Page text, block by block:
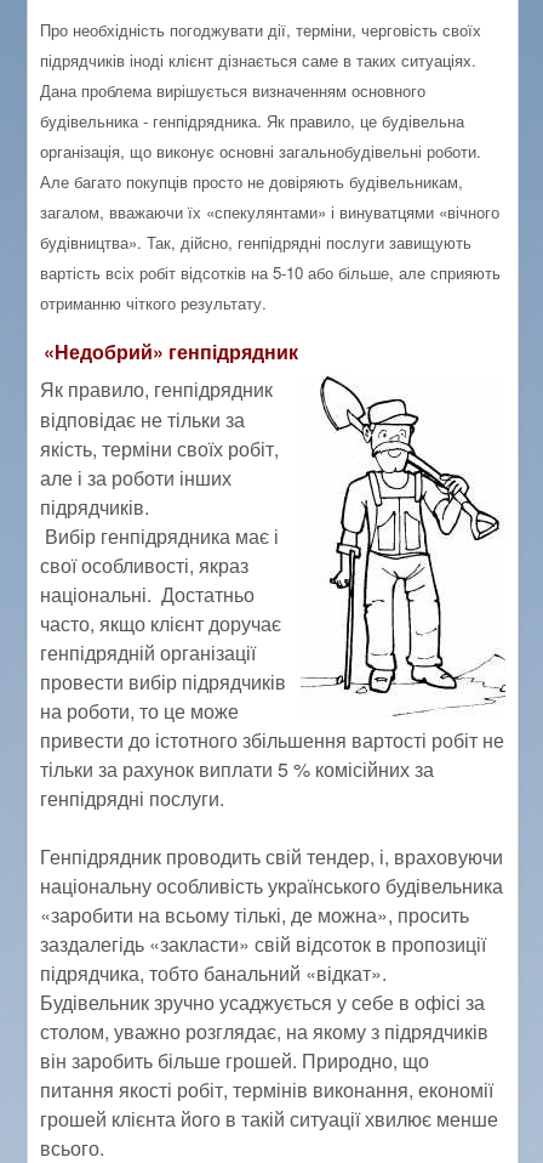
Про необхідність погоджувати дії, терміни, черговість своїх
підрядчиків іноді клієнт дізнається саме в таких ситуаціях.
Дана проблема вирішується визначенням основного
будівельника - генпідрядника. Як правило, це будівельна
організація, що виконує основні загальнобудівельні роботи.
Але багато покупців просто не довіряють будівельникам,
загалом, вважаючи їх «спекулянтами» і винуватцями «вічного
будівництва». Так, дійсно, генпідрядні послуги завищують
вартість всіх робіт відсотків на 5-10 або більше, але сприяють
отриманню чіткого результату.
«Недобрий» генпідрядник
Як правило, генпідрядник
відповідає не тільки за
якість, терміни своїх робіт,
але і за роботи інших
підрядчиків.
Вибір генпідрядника має і
свої особливості, якраз
національні. Достатньо
часто, якщо клієнт доручає
генпідрядній організації
провести вибір підрядчиків
на роботи, то це може
привести до істотного збільшення вартості робіт не
тільки за рахунок виплати 5 % комісійних за
генпідрядні послуги.
Генпідрядник проводить свій тендер, і, враховуючи
національну особливість українського будівельника
«заробити на всьому тількі, де можна», просить
заздалегідь «закласти» свій відсоток в пропозиції
підрядчика, тобто банальний «відкат».
Будівельник зручно усаджується у себе в офісі за
столом, уважно розглядає, на якому з підрядчиків
він заробить більше грошей. Природно, що
питання якості робіт, термінів виконання, економії
грошей клієнта його в такій ситуації хвилює менше
всього.